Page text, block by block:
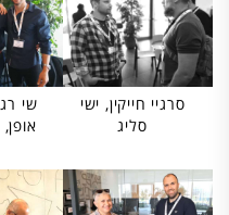
סרגיי חייקין, ישי
סליג
שי